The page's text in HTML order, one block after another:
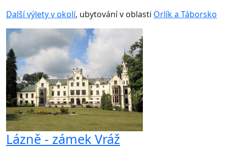
Další výlety v okolí, ubytování v oblasti Orlík a Táborsko
Lázně - zámek Vráž